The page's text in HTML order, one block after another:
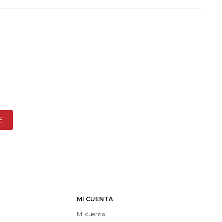
MI CUENTA
Mi cuenta